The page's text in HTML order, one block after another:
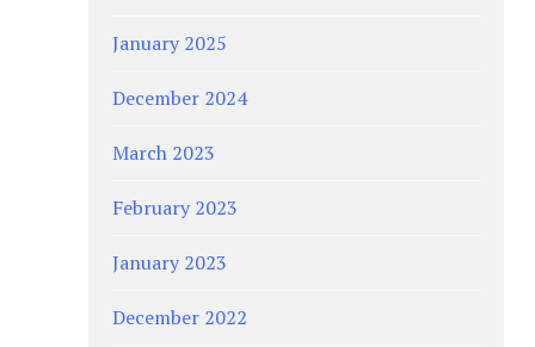
January 2025
December 2024
March 2023
February 2023
January 2023
December 2022